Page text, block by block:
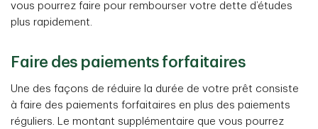
vous pourrez faire pour rembourser votre dette d’études
plus rapidement.
Faire des paiements forfaitaires
Une des façons de réduire la durée de votre prêt consiste
à faire des paiements forfaitaires en plus des paiements
réguliers. Le montant supplémentaire que vous pourrez